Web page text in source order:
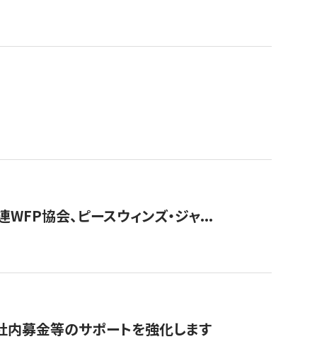
協会、ピースウィンズ・ジャ...
内募金等のサポートを強化します